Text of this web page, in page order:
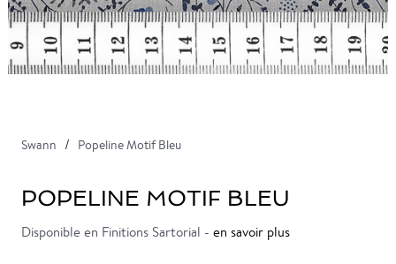
Swann Popeline Motif Bleu
POPELINE MOTIF BLEU
Disponible en Finitions Sartorial - en savoir plus